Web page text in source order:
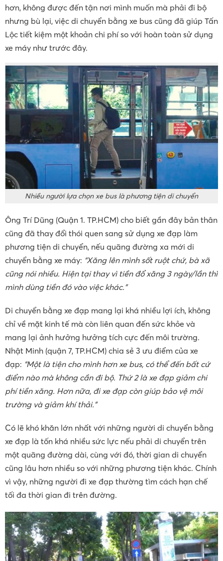
hơn, không được đến tận nơi mình muốn mà phải đi bộ
nhưng bù lại, việc di chuyển bằng xe bus cũng đã giúp Tấn
Lộc tiết kiệm một khoản chi phí so với hoàn toàn sử dụng
xe máy như trước đây.
Nhiều người lựa chọn xe bus là phương tiện di chuyển
Ông Trí Dũng (Quận 1. TP.HCM) cho biết gần đây bản thân
cũng đã thay đổi thói quen sang sử dụng xe đạp làm
phương tiện di chuyển, nếu quãng đường xa mới di
chuyển bằng xe máy: “Xăng lên mình sốt ruột chứ, bà xã
cũng nói nhiều. Hiện tại thay vì tiền đổ xăng 3 ngày/lần thì
mình dùng tiền đó vào việc khác.”
Di chuyển bằng xe đạp mang lại khá nhiều lợi ích, không
chỉ về mặt kinh tế mà còn liên quan đến sức khỏe và
mang lại ảnh hưởng hưởng tích cực đến môi trường.
Nhật Minh (quận 7, TP.HCM) chia sẻ 3 ưu điểm của xe
đạp: “Một là tiện cho mình hơn xe bus, có thể đến bất cứ
điểm nào mà không cần đi bộ. Thứ 2 là xe đạp giảm chi
phí tiền xăng. Hơn nữa, đi xe đạp còn giúp bảo vệ môi
trường và giảm khí thải.”
Có lẽ khó khăn lớn nhất với những người di chuyển bằng
xe đạp là tốn khá nhiều sức lực nếu phải di chuyển trên
một quãng đường dài, cùng với đó, thời gian di chuyển
cũng lâu hơn nhiều so với những phương tiện khác. Chính
vì vậy, những người đi xe đạp thường tìm cách hạn chế
tối đa thời gian đi trên đường.